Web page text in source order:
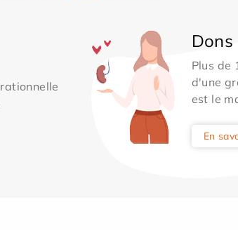
Plus de
d'une
est le
En